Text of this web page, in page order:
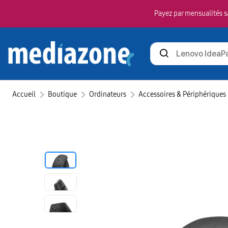
Payez par
Rechercher
des
Accueil Boutique Ordinateurs Accessoires & Périphériques